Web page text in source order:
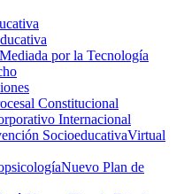
por la Tecnología
Constitucional
Internacional
SocioeducativaVirtual
Nuevo Plan de